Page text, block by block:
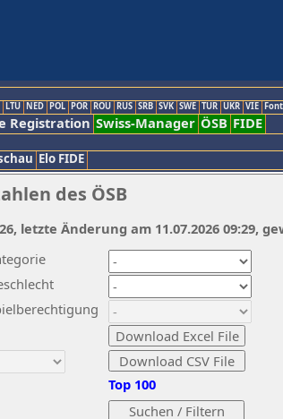
LTU NED POL POR ROU RUS SRB SVK SWE TUR UKR VIE
Registration Swiss-Manager ÖSB FIDE
Elo FIDE
des ÖSB
Top 100
letzte Änderung am 11.07.2026 09:29,